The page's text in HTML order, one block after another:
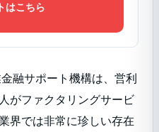
はこちら
融サポート機構は、営利
がファクタリングサービ
界では非常に珍しい存在